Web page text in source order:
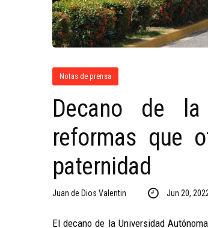
Notas de prensa
Decano de la
reformas que
paternidad
Juan de Dios Valentin Jun 20,
El decano de la Universidad